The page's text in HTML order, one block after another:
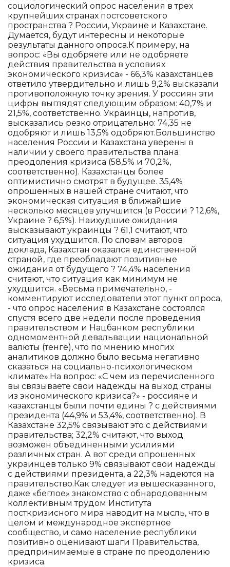
социологический опрос населения в трех
крупнейших странах постсоветского
пространства ? России, Украине и Казахстане.
Думается, будут интересны и некоторые
результаты данного опроса.К примеру, на
вопрос: «Вы одобряете или не одобряете
действия правительства в условиях
экономического кризиса» - 66,3% казахстанцев
ответило утвердительно и лишь 9,2% высказали
противоположную точку зрения. У россиян эти
цифры выглядят следующим образом: 40,7% и
21,5%, соответственно. Украинцы, напротив,
высказались резко отрицательно: 74,35 не
одобряют и лишь 13,5% одобряют.Большинство
населения России и Казахстана уверены в
наличии у своего правительства плана
преодоления кризиса (58,5% и 70,2%,
соответственно). Казахстанцы более
оптимистично смотрят в будущее. 35,4%
опрошенных в нашей стране считают, что
экономическая ситуация в ближайшие
несколько месяцев улучшится (в России ? 12,6%,
Украине ? 6,5%). Наихудшие ожидания
высказывают украинцы ? 61,1 считают, что
ситуация ухудшится. По словам авторов
доклада, Казахстан оказался единственной
страной, где преобладают позитивные
ожидания от будущего ? 74,4% населения
считают, что ситуация как минимум не
ухудшится. «Весьма примечательно, -
комментируют исследователи этот пункт опроса,
- что опрос населения в Казахстане состоялся
спустя всего две недели после проведения
правительством и Нацбанком республики
одномоментной девальвации национальной
валюты (тенге), что по мнению многих
аналитиков должно было весьма негативно
сказаться на социально-психологическом
климате».На вопрос: «С чем из перечисленного
вы связываете свои надежды на выход страны
из экономического кризиса?» - россияне и
казахстанцы были почти едины ? с действиями
президента (44,9% и 53,4%, соответственно). В
Казахстане 32,5% связывают это с действиями
правительства; 32,2% считают, что выход
возможен объединенными усилиями
различных стран. А вот среди опрошенных
украинцев только 9% связывают свои надежды
с действиями президента, а 22,3% надеются на
правительство.Как следует из вышесказанного,
даже «беглое» знакомство с обнародованным
коллективным трудом Института
посткризисного мира наводит на мысль, что в
целом и международное экспертное
сообщество, и само население республики
позитивно оценивают шаги Правительства,
предпринимаемые в стране по преодолению
кризиса.